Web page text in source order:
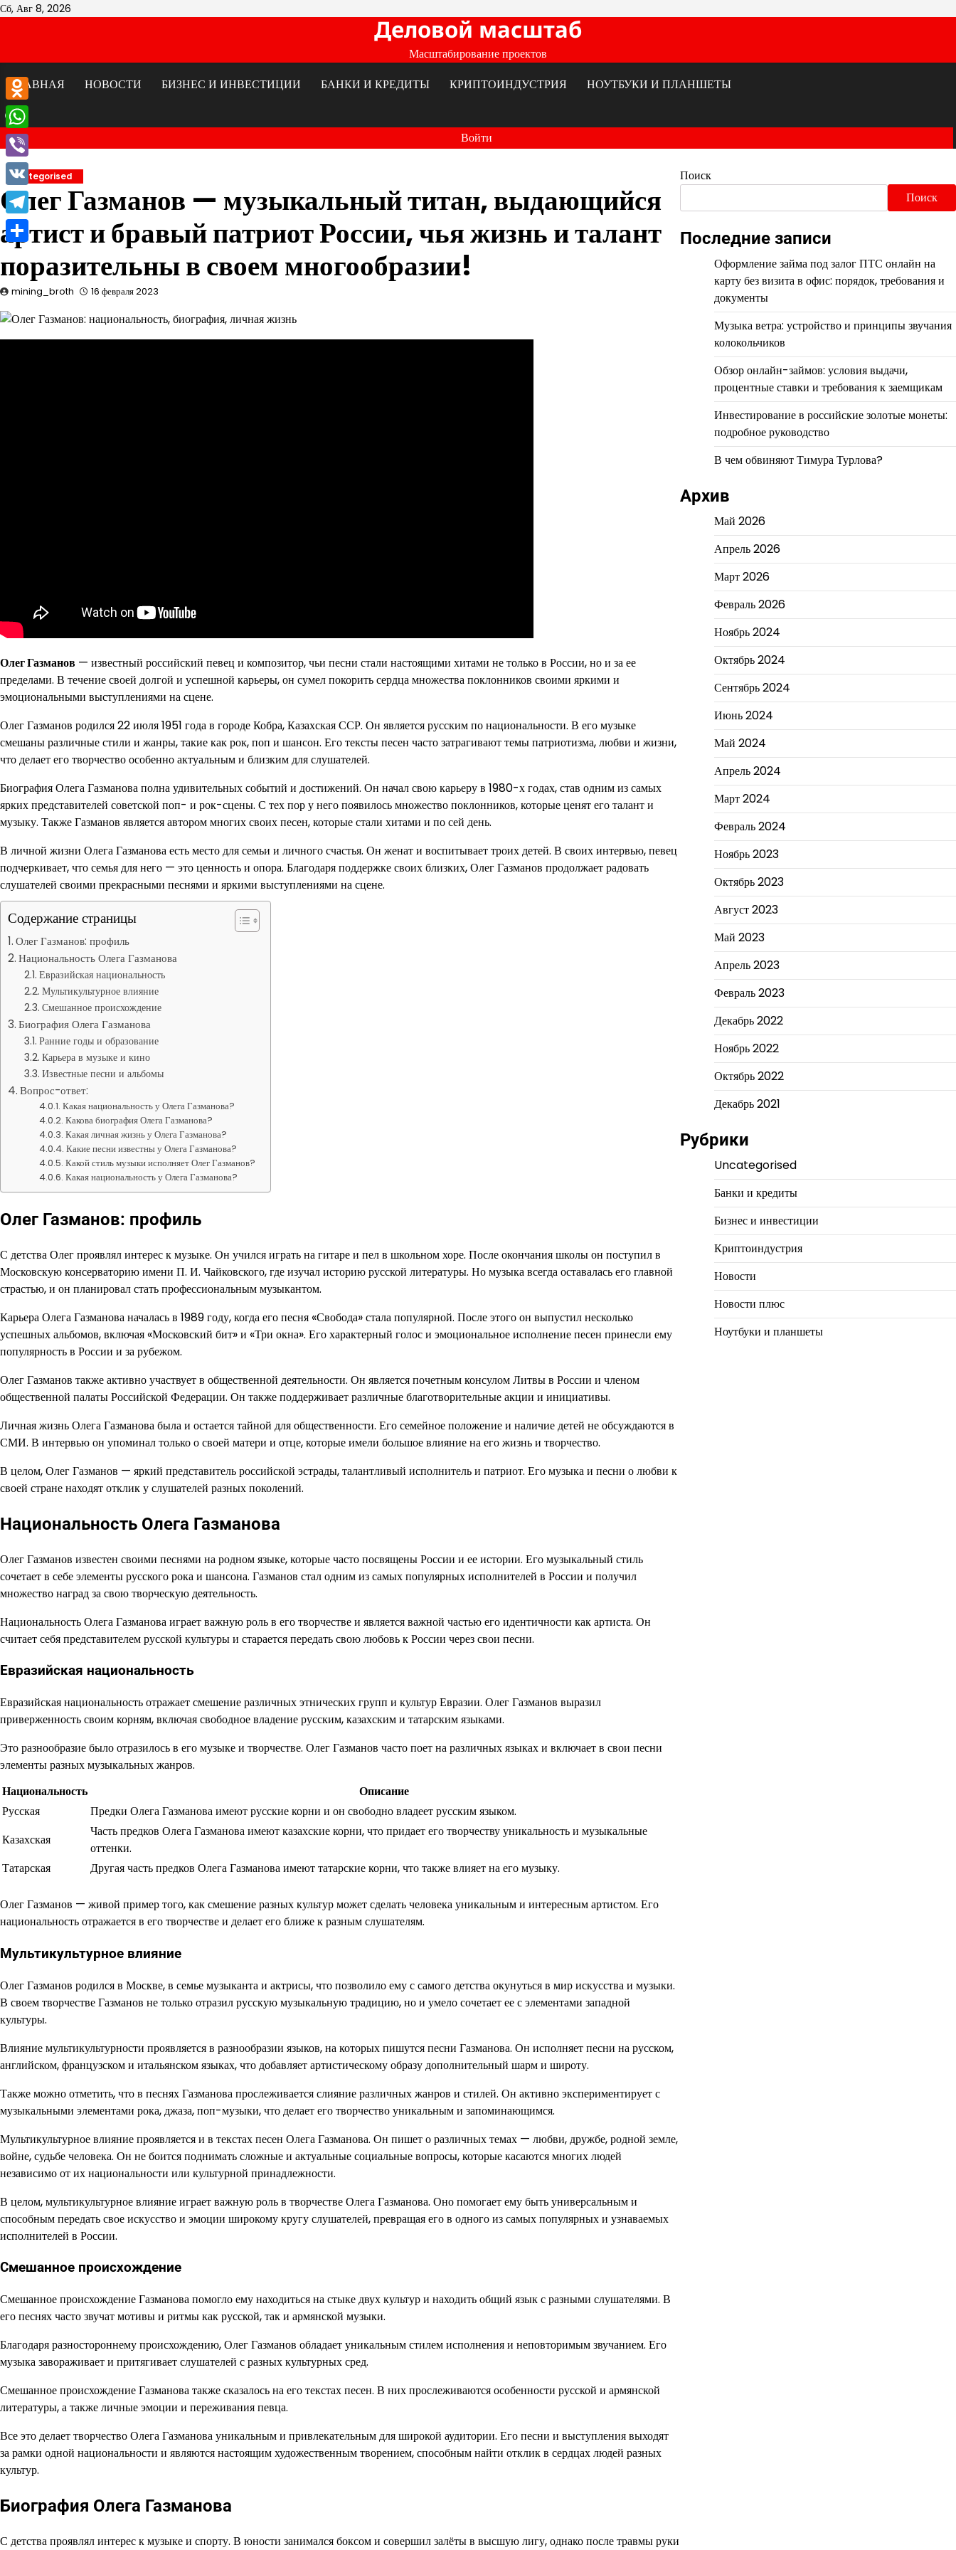
Перейти
Сб, Авг 8, 2026
Деловой масштаб
Масштабирование проектов
ГЛАВНАЯ
НОВОСТИ БИЗНЕС И ИНВЕСТИЦИИ БАНКИ И КРЕДИТЫ КРИПТОИНДУСТРИЯ НОУТБУКИ И ПЛАНШЕТЫ
Войти
Uncategorised
Олег Газманов — музыкальный титан, выдающийся
артист и бравый патриот России, чья жизнь и талант
поразительны в своем многообразии!
mining_broth 16 февраля 2023
Олег Газманов — известный российский певец и композитор, чьи песни стали настоящими хитами не только в России, но и за ее
пределами. В течение своей долгой и успешной карьеры, он сумел покорить сердца множества поклонников своими яркими и
эмоциональными выступлениями на сцене.
Олег Газманов родился 22 июля 1951 года в городе Кобра, Казахская ССР. Он является русским по национальности. В его музыке
смешаны различные стили и жанры, такие как рок, поп и шансон. Его тексты песен часто затрагивают темы патриотизма, любви и жизни,
что делает его творчество особенно актуальным и близким для слушателей.
Биография Олега Газманова полна удивительных событий и достижений. Он начал свою карьеру в 1980-х годах, став одним из самых
ярких представителей советской поп- и рок-сцены. С тех пор у него появилось множество поклонников, которые ценят его талант и
музыку. Также Газманов является автором многих своих песен, которые стали хитами и по сей день.
В личной жизни Олега Газманова есть место для семьи и личного счастья. Он женат и воспитывает троих детей. В своих интервью, певец
подчеркивает, что семья для него — это ценность и опора. Благодаря поддержке своих близких, Олег Газманов продолжает радовать
слушателей своими прекрасными песнями и яркими выступлениями на сцене.
Содержание страницы
Олег Газманов: профиль
Национальность Олега Газманова
Евразийская национальность
Мультикультурное влияние
Смешанное происхождение
Биография Олега Газманова
Ранние годы и образование
Карьера в музыке и кино
Известные песни и альбомы
Вопрос-ответ:
Какая национальность у Олега Газманова?
Какова биография Олега Газманова?
Какая личная жизнь у Олега Газманова?
Какие песни известны у Олега Газманова?
Какой стиль музыки исполняет Олег Газманов?
Какая национальность у Олега Газманова?
Олег Газманов: профиль
С детства Олег проявлял интерес к музыке. Он учился играть на гитаре и пел в школьном хоре. После окончания школы он поступил в
Московскую консерваторию имени П. И. Чайковского, где изучал историю русской литературы. Но музыка всегда оставалась его главной
страстью, и он планировал стать профессиональным музыкантом.
Карьера Олега Газманова началась в 1989 году, когда его песня «Свобода» стала популярной. После этого он выпустил несколько
успешных альбомов, включая «Московский бит» и «Три окна». Его характерный голос и эмоциональное исполнение песен принесли ему
популярность в России и за рубежом.
Олег Газманов также активно участвует в общественной деятельности. Он является почетным консулом Литвы в России и членом
общественной палаты Российской Федерации. Он также поддерживает различные благотворительные акции и инициативы.
Личная жизнь Олега Газманова была и остается тайной для общественности. Его семейное положение и наличие детей не обсуждаются в
СМИ. В интервью он упоминал только о своей матери и отце, которые имели большое влияние на его жизнь и творчество.
В целом, Олег Газманов — яркий представитель российской эстрады, талантливый исполнитель и патриот. Его музыка и песни о любви к
своей стране находят отклик у слушателей разных поколений.
Национальность Олега Газманова
Олег Газманов известен своими песнями на родном языке, которые часто посвящены России и ее истории. Его музыкальный стиль
сочетает в себе элементы русского рока и шансона. Газманов стал одним из самых популярных исполнителей в России и получил
множество наград за свою творческую деятельность.
Национальность Олега Газманова играет важную роль в его творчестве и является важной частью его идентичности как артиста. Он
считает себя представителем русской культуры и старается передать свою любовь к России через свои песни.
Евразийская национальность
Евразийская национальность отражает смешение различных этнических групп и культур Евразии. Олег Газманов выразил
приверженность своим корням, включая свободное владение русским, казахским и татарским языками.
Это разнообразие было отразилось в его музыке и творчестве. Олег Газманов часто поет на различных языках и включает в свои песни
элементы разных музыкальных жанров.
Национальность
Описание
Русская
Предки Олега Газманова имеют русские корни и он свободно владеет русским языком.
Казахская
Часть предков Олега Газманова имеют казахские корни, что придает его творчеству уникальность и музыкальные
оттенки.
Татарская
Другая часть предков Олега Газманова имеют татарские корни, что также влияет на его музыку.
Олег Газманов — живой пример того, как смешение разных культур может сделать человека уникальным и интересным артистом. Его
национальность отражается в его творчестве и делает его ближе к разным слушателям.
Мультикультурное влияние
Олег Газманов родился в Москве, в семье музыканта и актрисы, что позволило ему с самого детства окунуться в мир искусства и музыки.
В своем творчестве Газманов не только отразил русскую музыкальную традицию, но и умело сочетает ее с элементами западной
культуры.
Влияние мультикультурности проявляется в разнообразии языков, на которых пишутся песни Газманова. Он исполняет песни на русском,
английском, французском и итальянском языках, что добавляет артистическому образу дополнительный шарм и широту.
Также можно отметить, что в песнях Газманова прослеживается слияние различных жанров и стилей. Он активно экспериментирует с
музыкальными элементами рока, джаза, поп-музыки, что делает его творчество уникальным и запоминающимся.
Мультикультурное влияние проявляется и в текстах песен Олега Газманова. Он пишет о различных темах — любви, дружбе, родной земле,
войне, судьбе человека. Он не боится поднимать сложные и актуальные социальные вопросы, которые касаются многих людей
независимо от их национальности или культурной принадлежности.
В целом, мультикультурное влияние играет важную роль в творчестве Олега Газманова. Оно помогает ему быть универсальным и
способным передать свое искусство и эмоции широкому кругу слушателей, превращая его в одного из самых популярных и узнаваемых
исполнителей в России.
Смешанное происхождение
Смешанное происхождение Газманова помогло ему находиться на стыке двух культур и находить общий язык с разными слушателями. В
его песнях часто звучат мотивы и ритмы как русской, так и армянской музыки.
Благодаря разностороннему происхождению, Олег Газманов обладает уникальным стилем исполнения и неповторимым звучанием. Его
музыка завораживает и притягивает слушателей с разных культурных сред.
Смешанное происхождение Газманова также сказалось на его текстах песен. В них прослеживаются особенности русской и армянской
литературы, а также личные эмоции и переживания певца.
Все это делает творчество Олега Газманова уникальным и привлекательным для широкой аудитории. Его песни и выступления выходят
за рамки одной национальности и являются настоящим художественным творением, способным найти отклик в сердцах людей разных
культур.
Биография Олега Газманова
С детства проявлял интерес к музыке и спорту. В юности занимался боксом и совершил залёты в высшую лигу, однако после травмы руки
Поиск
Поиск
Последние записи
Оформление займа под залог ПТС онлайн на
карту без визита в офис: порядок, требования и
документы
Музыка ветра: устройство и принципы звучания
колокольчиков
Обзор онлайн-займов: условия выдачи,
процентные ставки и требования к заемщикам
Инвестирование в российские золотые монеты:
подробное руководство
В чем обвиняют Тимура Турлова?
Архив
Май 2026
Апрель 2026
Март 2026
Февраль 2026
Ноябрь 2024
Октябрь 2024
Сентябрь 2024
Июнь 2024
Май 2024
Апрель 2024
Март 2024
Февраль 2024
Ноябрь 2023
Октябрь 2023
Август 2023
Май 2023
Апрель 2023
Февраль 2023
Декабрь 2022
Ноябрь 2022
Октябрь 2022
Декабрь 2021
Рубрики
Uncategorised
Банки и кредиты
Бизнес и инвестиции
Криптоиндустрия
Новости
Новости плюс
Ноутбуки и планшеты
Odnoklassniki
WhatsApp
Viber
VK
Telegram
Отправить